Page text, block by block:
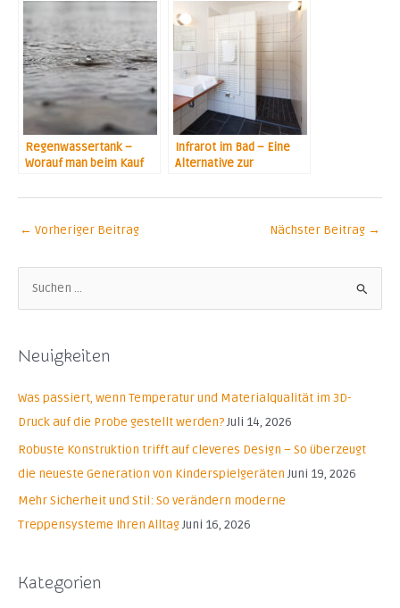
Regenwassertank –
Worauf man beim Kauf
Infrarot im Bad – Eine
Alternative zur
← Vorheriger Beitrag Nächster Beitrag →
h
h
:
Neuigkeiten
Was passiert, wenn Temperatur und Materialqualität im 3D-
Druck auf die Probe gestellt werden?Juli 14, 2026
Robuste Konstruktion trifft auf cleveres Design – So überzeugt
die neueste Generation von Kinderspielgeräten Juni 19, 2026
Mehr Sicherheit und Stil: So verändern moderne
Treppensysteme Ihren AlltagJuni 16, 2026
Kategorien